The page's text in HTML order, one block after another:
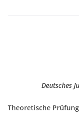
Deutsches
Theoretische